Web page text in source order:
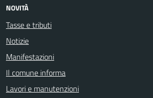
NOVITÀ
Tasse e tributi
Notizie
Manifestazioni
Il comune informa
Lavori e manutenzioni